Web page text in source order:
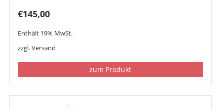
€145,00
Enthält 19% MwSt.
zzgl.Versand
zum Produkt